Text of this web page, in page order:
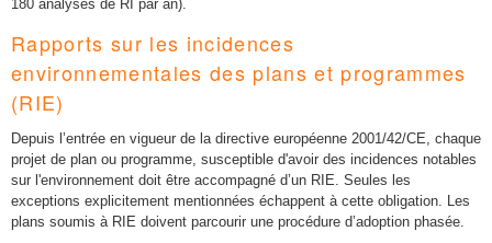
180 analyses de RI par an).
Rapports sur les incidences
environnementales des plans et programmes
(RIE)
Depuis l’entrée en vigueur de la directive européenne 2001/42/CE, chaque
projet de plan ou programme, susceptible d'avoir des incidences notables
sur l'environnement doit être accompagné d’un RIE. Seules les
exceptions explicitement mentionnées échappent à cette obligation. Les
plans soumis à RIE doivent parcourir une procédure d’adoption phasée.